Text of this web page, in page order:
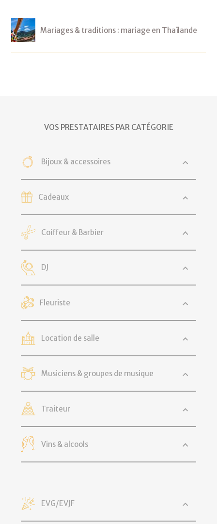
Mariages & traditions : mariage en Thaïlande
VOS PRESTATAIRES PAR CATÉGORIE
Bijoux & accessoires
Cadeaux
Coiffeur & Barbier
DJ
Fleuriste
Location de salle
Musiciens & groupes de musique
Traiteur
Vins & alcools
EVG/EVJF